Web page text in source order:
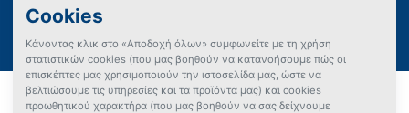
Συχνές Ερωτήσεις (FAQs) για Ξενοδοχεία
Όροι χρήσης Πολιτική Προστασίας Προσωπικών Δεδομένων